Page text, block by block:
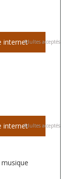
internetAdultes acceptés
internetAdultes acceptés